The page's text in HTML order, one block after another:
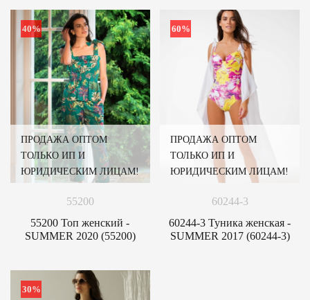
40%
ПРОДАЖА ОПТОМ
ТОЛЬКО ИП И
ЮРИДИЧЕСКИМ ЛИЦАМ!
55200
55200 Топ женский -
SUMMER 2020 (55200)
60%
ПРОДАЖА ОПТОМ
ТОЛЬКО ИП И
ЮРИДИЧЕСКИМ ЛИЦАМ!
60244-3
60244-3 Туника женская -
SUMMER 2017 (60244-3)
30%